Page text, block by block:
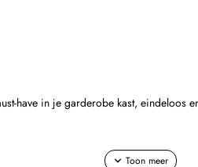
have in je garderobe kast, eindeloos